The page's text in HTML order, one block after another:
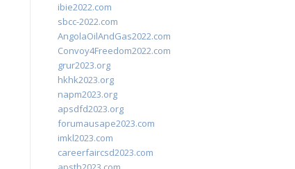
ibie2022.com
sbcc-2022.com
AngolaOilAndGas2022.com
Convoy4Freedom2022.com
grur2023.org
hkhk2023.org
napm2023.org
apsdfd2023.org
forumausape2023.com
imkl2023.com
careerfaircsd2023.com